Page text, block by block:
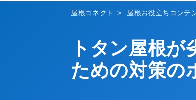
屋根コネクト 屋根お役立ちコンテ
トタン屋根
ための対策の